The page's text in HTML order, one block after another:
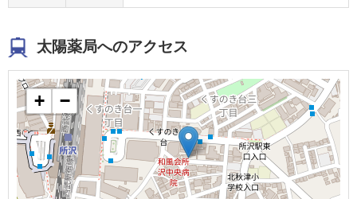
太陽薬局へのアクセス
+ −